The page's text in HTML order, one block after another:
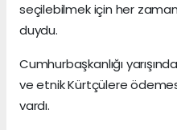
seçilebilmek için her
duydu.
Cumhurbaşkanlığı
ve etnik Kürtçülere
vardı.